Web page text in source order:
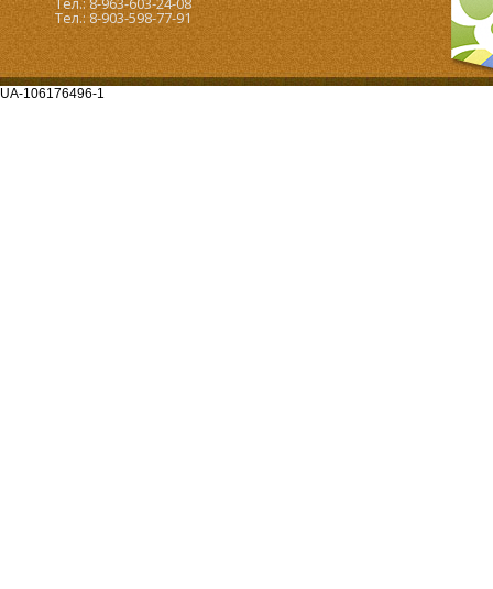
Тел.: 8-903-598-77-91
UA-106176496-1